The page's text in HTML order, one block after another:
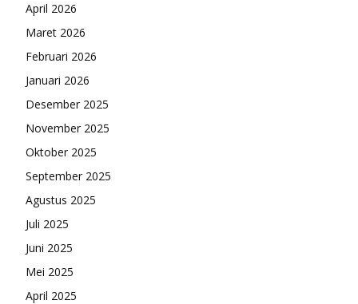
April 2026
Maret 2026
Februari 2026
Januari 2026
Desember 2025
November 2025
Oktober 2025
September 2025
Agustus 2025
Juli 2025
Juni 2025
Mei 2025
April 2025